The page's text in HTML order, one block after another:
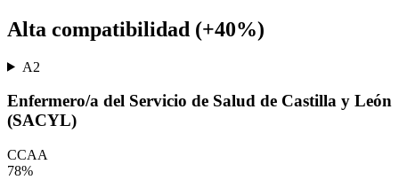
Alta compatibilidad (+40%)
A2
Enfermero/a del Servicio de Salud de Castilla y León
(SACYL)
CCAA
78%